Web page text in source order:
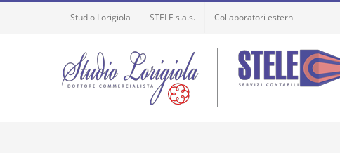
Studio Lorigiola STELE s.a.s. Collaboratori esterni